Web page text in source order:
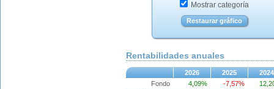
Mostrar categoría
Restaurar gráfico
Rentabilidades anuales
2026 2025 2024
Fondo 4,09% -7,57%